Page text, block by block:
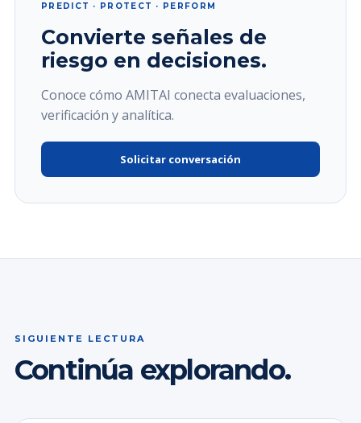
PREDICT · PROTECT · PERFORM
Convierte señales de
riesgo en decisiones.
Conoce cómo AMITAI conecta evaluaciones,
verificación y analítica.
Solicitar conversación
SIGUIENTE LECTURA
Continúa explorando.